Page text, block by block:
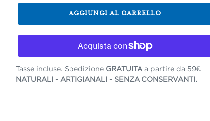
AGGIUNGI AL CARRELLO
Tasse incluse. Spedizione GRATUITA a partire da 59€.
NATURALI - ARTIGIANALI - SENZA CONSERVANTI.